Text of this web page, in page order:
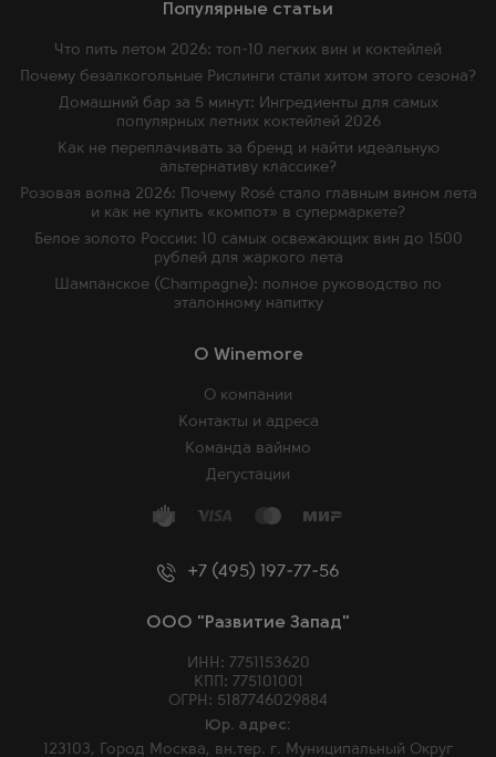
+7 (495) 197-77-56
ООО "Развитие Запад"
ИНН: 7751153620
КПП: 775101001
ОГРН: 5187746029884
Юр. адрес:
123103, Город Москва, вн.тер. г. Муниципальный Округ
O Winemore
О компании
Контакты и адреса
Команда вайнмо
Дегустации
Популярные статьи
Что пить летом 2026: топ-10 легких вин и коктейлей
Почему безалкогольные Рислинги стали хитом этого сезона?
Домашний бар за 5 минут: Ингредиенты для самых
популярных летних коктейлей 2026
Как не переплачивать за бренд и найти идеальную
альтернативу классике?
Розовая волна 2026: Почему Rosé стало главным вином лета
и как не купить «компот» в супермаркете?
Белое золото России: 10 самых освежающих вин до 1500
рублей для жаркого лета
Шампанское (Champagne): полное руководство по
эталонному напитку